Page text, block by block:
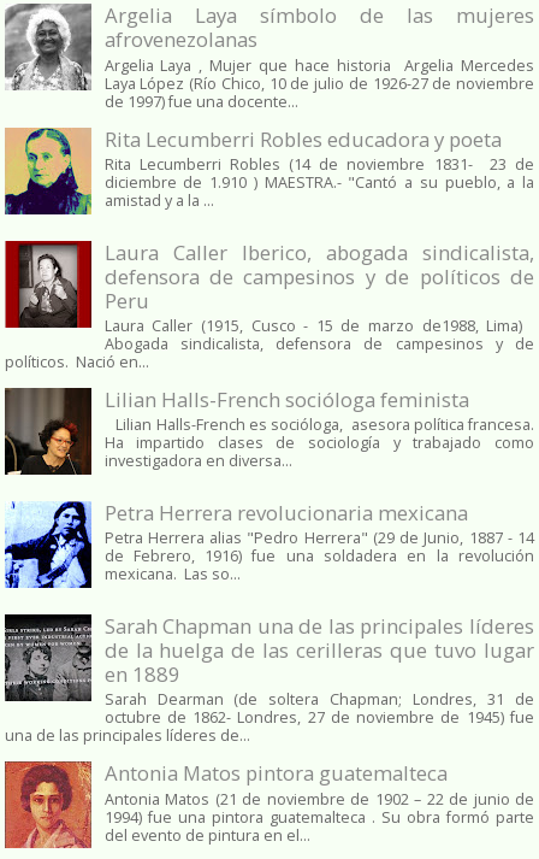
Argelia Laya símbolo de las mujeres
afrovenezolanas
Argelia Laya , Mujer que hace historia Argelia Mercedes
Laya López (Río Chico, 10 de julio de 1926-27 de noviembre
de 1997) fue una docente...
Rita Lecumberri Robles educadora y poeta
Rita Lecumberri Robles (14 de noviembre 1831- 23 de
diciembre de 1.910 ) MAESTRA.- "Cantó a su pueblo, a la
amistad y a la ...
Laura Caller Iberico, abogada sindicalista,
defensora de campesinos y de políticos de
Peru
Laura Caller (1915, Cusco - 15 de marzo de1988, Lima)
Abogada sindicalista, defensora de campesinos y de
políticos. Nació en...
Lilian Halls-French socióloga feminista
Lilian Halls-French es socióloga, asesora política francesa.
Ha impartido clases de sociología y trabajado como
investigadora en diversa...
Petra Herrera revolucionaria mexicana
Petra Herrera alias "Pedro Herrera" (29 de Junio, 1887 - 14
de Febrero, 1916) fue una soldadera en la revolución
mexicana. Las so...
Sarah Chapman una de las principales líderes
de la huelga de las cerilleras que tuvo lugar
en 1889
Sarah Dearman (de soltera Chapman; Londres, 31 de
octubre de 1862​- Londres, 27 de noviembre de 1945)​ fue
una de las principales líderes de...
Antonia Matos pintora guatemalteca
Antonia Matos (21 de noviembre de 1902 – 22 de junio de
1994) fue una pintora guatemalteca . Su obra formó parte
del evento de pintura en el...